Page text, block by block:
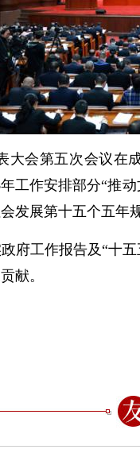
会第五次会议在
工作安排部分“推
发展第十五个五年
工作报告及“十五
献。